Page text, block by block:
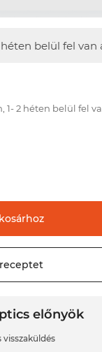
héten belül fel van
1- 2 héten belül fel
kosárhoz
receptet
előnyök
visszaküldés